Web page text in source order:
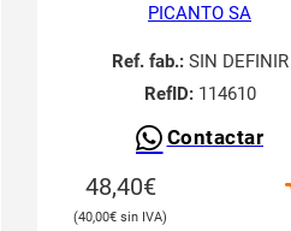
PICANTO SA
Ref. fab.:SIN DEFINIR
RefID:114610
Contactar
48,40€
40,00€